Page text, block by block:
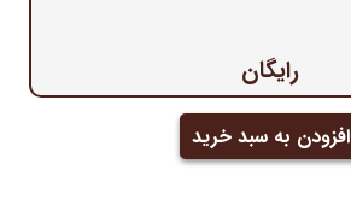
رایگان
افزودن به سبد خرید